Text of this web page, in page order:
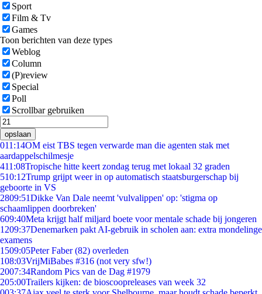
Sport
Film & Tv
Games
Toon berichten van deze types
Weblog
Column
(P)review
Special
Poll
Scrollbar gebruiken
opslaan
011:14OM eist TBS tegen verwarde man die agenten stak met
aardappelschilmesje
411:08Tropische hitte keert zondag terug met lokaal 32 graden
510:12Trump grijpt weer in op automatisch staatsburgerschap bij
geboorte in VS
2809:51Dikke Van Dale neemt 'vulvalippen' op: 'stigma op
schaamlippen doorbreken'
609:40Meta krijgt half miljard boete voor mentale schade bij jongeren
1209:37Denemarken pakt AI-gebruik in scholen aan: extra mondelinge
examens
1509:05Peter Faber (82) overleden
108:03VrijMiBabes #316 (not very sfw!)
2007:34Random Pics van de Dag #1979
205:00Trailers kijken: de bioscoopreleases van week 32